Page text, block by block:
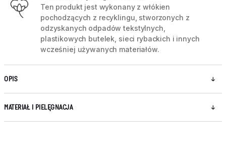
Ten produkt jest wykonany z włókien
pochodzących z recyklingu, stworzonych z
odzyskanych odpadów tekstylnych,
plastikowych butelek, sieci rybackich i innych
wcześniej używanych materiałów.
OPIS
MATERIAŁ I PIELĘGNACJA